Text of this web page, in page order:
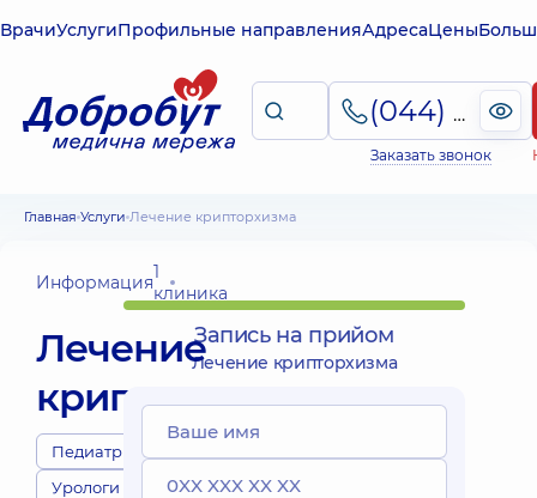
ВрачиУслугиПрофильные направленияАдресаЦены
(044) 495-2-888
Заказать звонок
Главная Услуги Лечение крипторхизма
Информация1
клиника
Лечение
крипторхизма
Педиатры
Урологи
Запись на прийом
Лечение крипторхизма